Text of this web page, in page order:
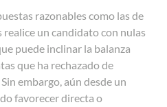
razonables como las de
un candidato con nulas
puede inclinar la balanza
que ha rechazado de
embargo, aún desde un
favorecer directa o